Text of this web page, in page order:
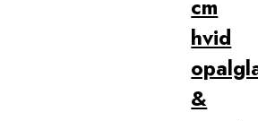
cm
hvid
&